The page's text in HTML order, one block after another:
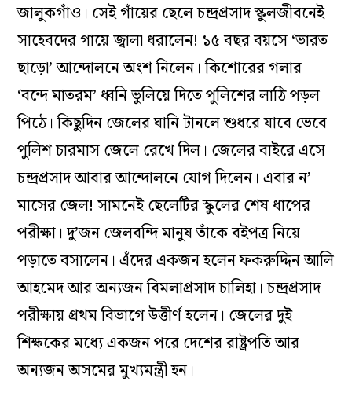
জালুকগাঁও। সেই গাঁয়ের ছেলে চন্দ্রপ্রসাদ স্কুলজীবনেই
সাহেবদের গায়ে জ্বালা ধরালেন! ১৫ বছর বয়সে ‘ভারত
ছাড়ো’ আন্দোলনে অংশ নিলেন। কিশোরের গলার
‘বন্দে মাতরম’ ধ্বনি ভুলিয়ে দিতে পুলিশের লাঠি পড়ল
পিঠে। কিছুদিন জেলের ঘানি টানলে শুধরে যাবে ভেবে
পুলিশ চারমাস জেলে রেখে দিল। জেলের বাইরে এসে
চন্দ্রপ্রসাদ আবার আন্দোলনে যোগ দিলেন। এবার ন’
মাসের জেল! সামনেই ছেলেটির স্কুলের শেষ ধাপের
পরীক্ষা। দু’জন জেলবন্দি মানুষ তাঁকে বইপত্র নিয়ে
পড়াতে বসালেন। এঁদের একজন হলেন ফকরুদ্দিন আলি
আহমেদ আর অন্যজন বিমলাপ্রসাদ চালিহা। চন্দ্রপ্রসাদ
পরীক্ষায় প্রথম বিভাগে উত্তীর্ণ হলেন। জেলের দুই
শিক্ষকের মধ্যে একজন পরে দেশের রাষ্ট্রপতি আর
অন্যজন অসমের মুখ‍্যমন্ত্রী হন।